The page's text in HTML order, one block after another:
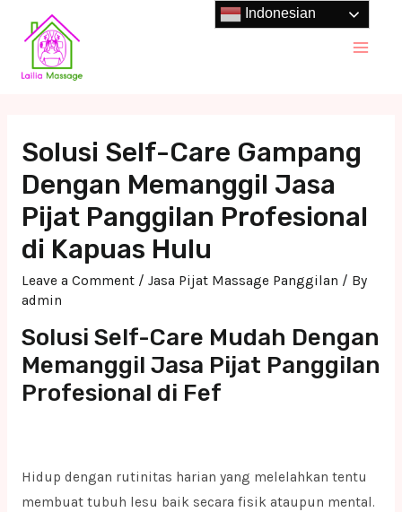
content
Solusi Self-Care Gampang
Dengan Memanggil Jasa
Pijat Panggilan Profesional
di Kapuas Hulu
Leave a Comment / Jasa Pijat Massage Panggilan / By
admin
Solusi Self-Care Mudah Dengan
Memanggil Jasa Pijat Panggilan
Profesional di Fef
Hidup dengan rutinitas harian yang melelahkan tentu
membuat tubuh lesu baik secara fisik ataupun mental.
Indonesian